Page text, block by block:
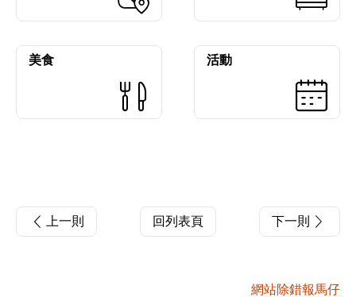
美食 活動
上一則 回列表頁 下一則
網站除錯報馬仔